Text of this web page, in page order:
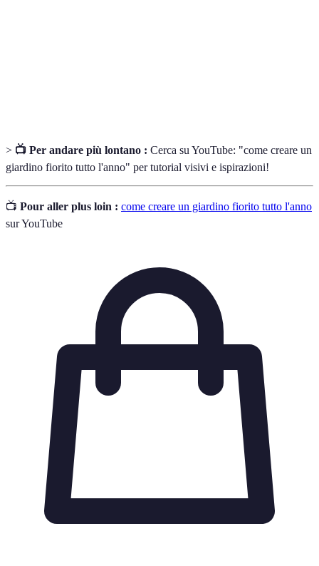
> 📺 Per andare più lontano : Cerca su YouTube: "come creare un
giardino fiorito tutto l'anno" per tutorial visivi e ispirazioni!
📺 Pour aller plus loin : come creare un giardino fiorito tutto l'anno
sur YouTube